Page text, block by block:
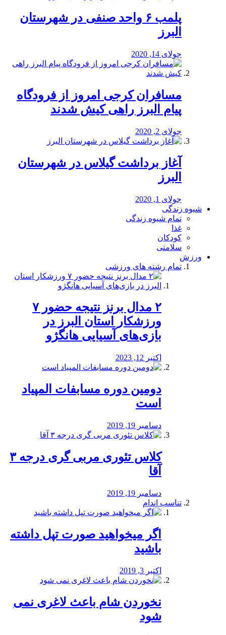
پلمب ۶ واحد صنفی در شهرستان
البرز
جولای 14, 2020
مسافران کرجی امروز از فرودگاه
پیام البرز راهی کیش شدند
جولای 2, 2020
آغاز برداشت گیلاس در شهرستان
البرز
جولای 1, 2020
شیوه زندگی
تمام شیوه زندگی
غذا
کودکان
سلامتی
ورزش
تمام رشته های ورزشی
۲ مدال برنز نتیجه حضور ۷
ورزشکار استان البرز در
بازی‌های آسیایی هانگژو
اکتبر 12, 2023
دومین دوره مسابفات المپیاد
است
دسامبر 19, 2019
کلاس تئوری مربی گری درجه ۳
آقا
دسامبر 19, 2019
تناسب اندام
اگر میخواهید صورت تپل داشته
باشید
اکتبر 3, 2019
نخوردن شام باعث لاغری نمی
‌شود